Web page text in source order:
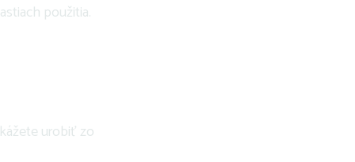
použitia.
urobiť zo